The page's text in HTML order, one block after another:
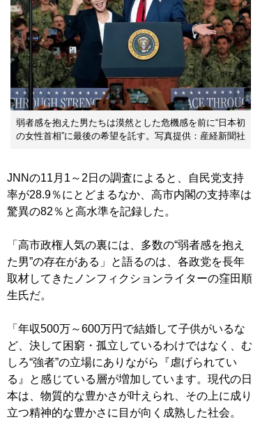
弱者感を抱えた男たちは漠然とした危機感を前に“日本初
の女性首相”に最後の希望を託す。写真提供：産経新聞社
JNNの11月1～2日の調査によると、自民党支持
率が28.9％にとどまるなか、高市内閣の支持率は
驚異の82％と高水準を記録した。
「高市政権人気の裏には、多数の“弱者感を抱え
た男”の存在がある」と語るのは、各政党を長年
取材してきたノンフィクションライターの窪田順
生氏だ。
「年収500万～600万円で結婚して子供がいるな
ど、決して困窮・孤立しているわけではなく、む
しろ“強者”の立場にありながら『虐げられてい
る』と感じている層が増加しています。現代の日
本は、物質的な豊かさが叶えられ、その上に成り
立つ精神的な豊かさに目が向く成熟した社会。